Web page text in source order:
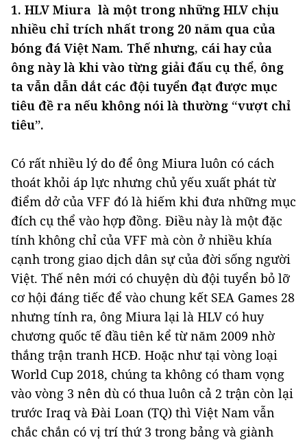
1. HLV Miura là một trong những HLV chịu
nhiều chỉ trích nhất trong 20 năm qua của
bóng đá Việt Nam. Thế nhưng, cái hay của
ông này là khi vào từng giải đấu cụ thể, ông
ta vẫn dẫn dắt các đội tuyển đạt được mục
tiêu đề ra nếu không nói là thường “vượt chỉ
tiêu”.
Có rất nhiều lý do để ông Miura luôn có cách
thoát khỏi áp lực nhưng chủ yếu xuất phát từ
điểm dở của VFF đó là hiếm khi đưa những mục
đích cụ thể vào hợp đồng. Điều này là một đặc
tính không chỉ của VFF mà còn ở nhiều khía
cạnh trong giao dịch dân sự của đời sống người
Việt. Thế nên mới có chuyện dù đội tuyển bỏ lỡ
cơ hội đáng tiếc để vào chung kết SEA Games 28
nhưng tính ra, ông Miura lại là HLV có huy
chương quốc tế đầu tiên kể từ năm 2009 nhờ
thắng trận tranh HCĐ. Hoặc như tại vòng loại
World Cup 2018, chúng ta không có tham vọng
vào vòng 3 nên dù có thua luôn cả 2 trận còn lại
trước Iraq và Đài Loan (TQ) thì Việt Nam vẫn
chắc chắn có vị trí thứ 3 trong bảng và giành